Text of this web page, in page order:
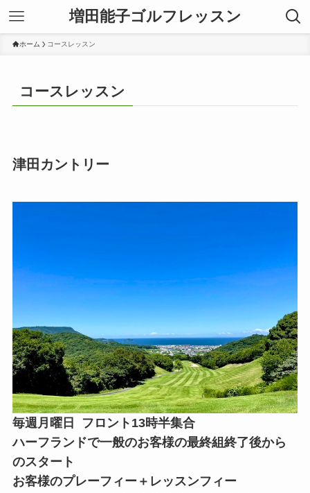
増田能子ゴルフレッスン
ホーム コースレッスン
コースレッスン
津田カントリー
毎週月曜日 フロント13時半集合
ハーフランドで一般のお客様の最終組終了後から
のスタート
お客様のプレーフィー＋レッスンフィー